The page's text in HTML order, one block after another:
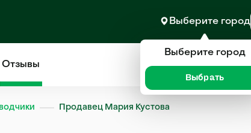
Выберите город
Отзывы
Продавец Мария Кустова
Выберите город
Выбрать